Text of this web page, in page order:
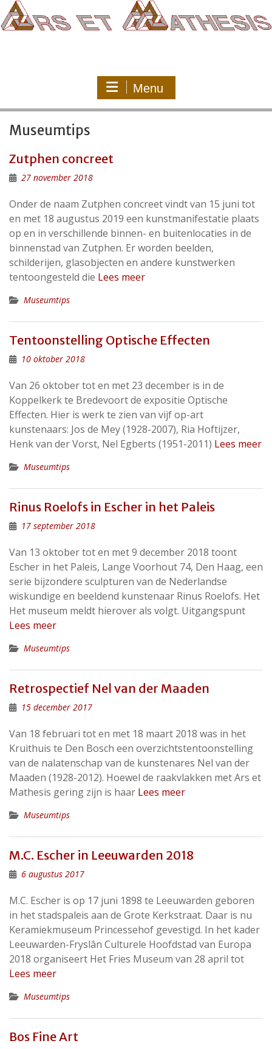
naar
de
Menu
Museumtips
Zutphen concreet
27 november 2018
Onder de naam Zutphen concreet vindt van 15 juni tot
en met 18 augustus 2019 een kunstmanifestatie plaats
op en in verschillende binnen- en buitenlocaties in de
binnenstad van Zutphen. Er worden beelden,
schilderijen, glasobjecten en andere kunstwerken
tentoongesteld die Lees meer
Museumtips
Tentoonstelling Optische Effecten
10 oktober 2018
Van 26 oktober tot en met 23 december is in de
Koppelkerk te Bredevoort de expositie Optische
Effecten. Hier is werk te zien van vijf op-art
kunstenaars: Jos de Mey (1928-2007), Ria Hoftijzer,
Henk van der Vorst, Nel Egberts (1951-2011) Lees meer
Museumtips
Rinus Roelofs in Escher in het Paleis
17 september 2018
Van 13 oktober tot en met 9 december 2018 toont
Escher in het Paleis, Lange Voorhout 74, Den Haag, een
serie bijzondere sculpturen van de Nederlandse
wiskundige en beeldend kunstenaar Rinus Roelofs. Het
Het museum meldt hierover als volgt. Uitgangspunt
Lees meer
Museumtips
Retrospectief Nel van der Maaden
15 december 2017
Van 18 februari tot en met 18 maart 2018 was in het
Kruithuis te Den Bosch een overzichtstentoonstelling
van de nalatenschap van de kunstenares Nel van der
Maaden (1928-2012). Hoewel de raakvlakken met Ars et
Mathesis gering zijn is haar Lees meer
Museumtips
M.C. Escher in Leeuwarden 2018
6 augustus 2017
M.C. Escher is op 17 juni 1898 te Leeuwarden geboren
in het stadspaleis aan de Grote Kerkstraat. Daar is nu
Keramiekmuseum Princessehof gevestigd. In het kader
Leeuwarden-Fryslân Culturele Hoofdstad van Europa
2018 organiseert Het Fries Museum van 28 april tot
Lees meer
Museumtips
Bos Fine Art